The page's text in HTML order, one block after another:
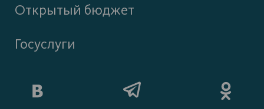
Открытый бюджет
Госуслуги